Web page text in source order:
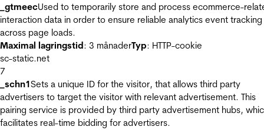
_gtmeecUsed to temporarily store and process ecommerce-
interaction data in order to ensure reliable analytics event tracking
across page loads.
Maximal lagringstid: 3 månaderTyp: HTTP-cookie
sc-static.net
7
_schn1Sets a unique ID for the visitor, that allows third party
advertisers to target the visitor with relevant advertisement. This
pairing service is provided by third party advertisement hubs,
facilitates real-time bidding for advertisers.